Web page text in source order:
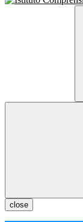
close